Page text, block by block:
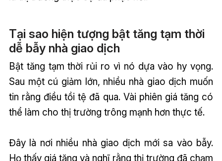
Tại sao hiện tượng bật tăng tạm thời
dễ bẫy nhà giao dịch
Bật tăng tạm thời rủi ro vì nó dựa vào hy vọng.
Sau một cú giảm lớn, nhiều nhà giao dịch muốn
tin rằng điều tồi tệ đã qua. Vài phiên giá tăng có
thể làm cho thị trường trông mạnh hơn thực tế.
Đây là nơi nhiều nhà giao dịch mới sa vào bẫy.
Họ thấy giá tăng và nghĩ rằng thị trường đã chạm